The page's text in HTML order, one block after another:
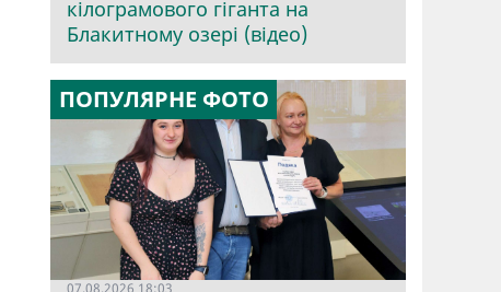
кілограмового гіганта на
Блакитному озері (відео)
ПОПУЛЯРНЕ ФОТО
07.08.2026 18:03